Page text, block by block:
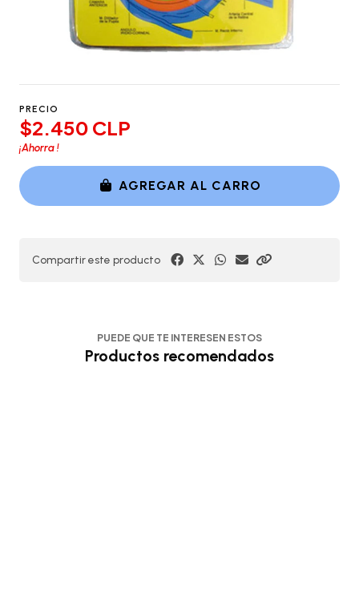
PRECIO
$2.450 CLP
¡Ahorra!
AGREGAR AL CARRO
Compartir este producto
PUEDE QUE TE INTERESEN ESTOS
Productos recomendados